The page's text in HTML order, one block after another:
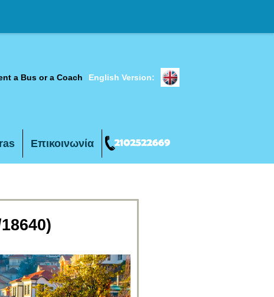
a Bus or a Coach English Version:
Επικοινωνία